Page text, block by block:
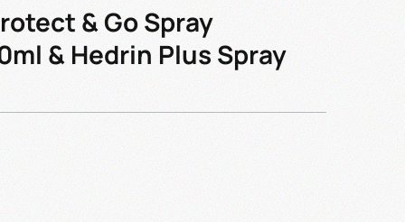
& Go Spray
& Hedrin Plus Spray